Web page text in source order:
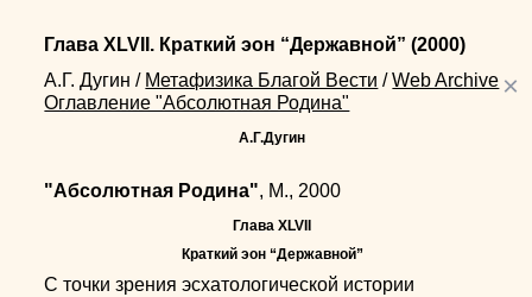
×
Глава XLVII. Краткий эон “Державной” (2000)
А.Г. Дугин / Метафизика Благой Вести / Web Archive
Оглавление "Абсолютная Родина"
А.Г.Дугин
"Абсолютная Родина", М., 2000
Глава XLVII
Краткий эон “Державной”
С точки зрения эсхатологической истории